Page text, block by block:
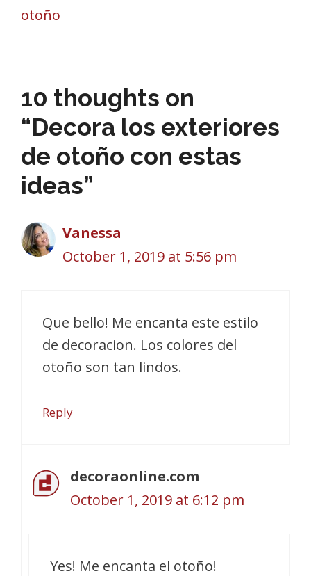
otoño
10 thoughts on
“Decora los exteriores
de otoño con estas
ideas”
Vanessa
October 1, 2019 at 5:56 pm
Que bello! Me encanta este estilo
de decoracion. Los colores del
otoño son tan lindos.
Reply
decoraonline.com
October 1, 2019 at 6:12 pm
Yes! Me encanta el otoño!